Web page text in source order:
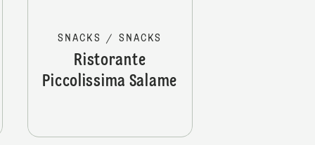
SNACKS / SNACKS
Ristorante
Piccolissima Salame